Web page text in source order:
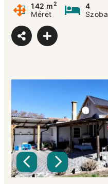
142 m2
Méret
4
Szoba